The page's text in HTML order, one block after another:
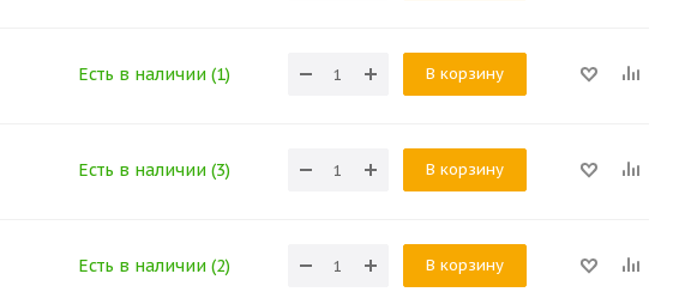
Есть в наличии (1) В корзину
Есть в наличии (3) В корзину
Есть в наличии (2) В корзину